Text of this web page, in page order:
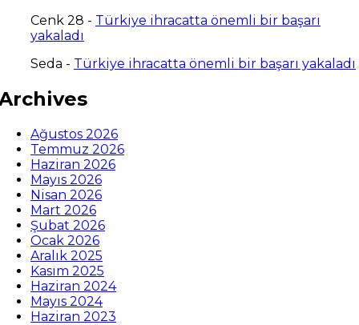
Cenk 28 - Türkiye ihracatta önemli bir başarı
yakaladı
Seda - Türkiye ihracatta önemli bir başarı yakaladı
Ağustos 2026
Temmuz 2026
Haziran 2026
Mayıs 2026
Nisan 2026
Mart 2026
Şubat 2026
Ocak 2026
Aralık 2025
Kasım 2025
Haziran 2024
Mayıs 2024
Haziran 2023